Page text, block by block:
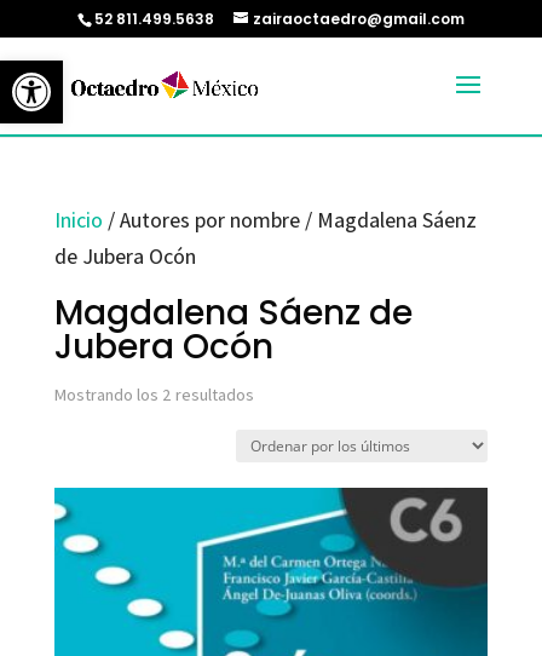
Abrir barra de herramientas
52 811.499.5638 zairaoctaedro@gmail.com
Inicio / Autores por nombre / Magdalena Sáenz
de Jubera Ocón
Magdalena Sáenz de
Jubera Ocón
Mostrando los 2 resultadosOrdenado